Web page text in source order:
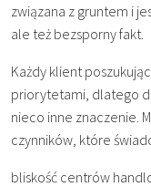
związana z gruntem i
ale też bezsporny fakt.
Każdy klient
priorytetami, dlatego
nieco inne znaczenie.
czynników, które
bliskość centrów